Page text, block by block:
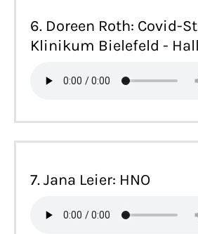
6. Doreen Roth: Covid-
Klinikum Bielefeld -
7. Jana Leier: HNO